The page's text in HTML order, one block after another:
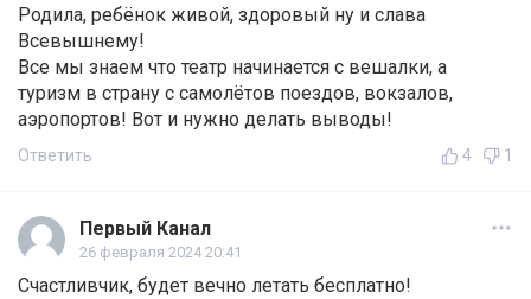
Родила, ребёнок живой, здоровый ну и слава
Всевышнему!
Все мы знаем что театр начинается с вешалки, а
туризм в страну с самолётов поездов, вокзалов,
аэропортов! Вот и нужно делать выводы!
Ответить 4 1
Первый Канал
26 февраля 2024 20:41
Счастливчик, будет вечно летать бесплатно!